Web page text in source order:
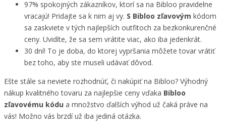
97% spokojných zákazníkov, ktorí sa na Bibloo pravidelne
vracajú! Pridajte sa k nim aj vy. S Bibloo zľavovým kódom
sa zaskviete v tých najlepších outfitoch za bezkonkurenčné
ceny. Uvidíte, že sa sem vrátite viac, ako iba jedenkrát.
30 dní! To je doba, do ktorej vypršania môžete tovar vrátiť
bez toho, aby ste museli udávať dôvod.
Ešte stále sa neviete rozhodnúť, či nakúpiť na Bibloo? Výhodný
nákup kvalitného tovaru za najlepšie ceny vďaka Bibloo
zľavovému kódu a množstvo ďalších výhod už čaká práve na
vás! Možno vás brzdí už iba jediná otázka.